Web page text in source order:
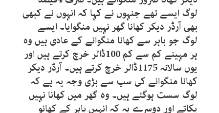
لوگ ایسے تھے جنہوں نے کہا کہ انہوں نے کبھی
بھی آرڈر دیکر کھانا گھر نہیں منگوایا۔ ایسے
لوگ جو باہر سے کھانا منگوانے کے عادی ہیں وہ
ہر مہینے کم سے کم 100ڈالر خرچ کرتے ہیں اور
یوں سالانہ 1175ڈالر خرچ کرتے ہیں۔ آرڈر دیکر
کھانا منگوانے کی سب سے بڑی وجہ یہ ہے کہ
لوگ سست ہوگئے ہیں۔ وہ گھر میں کھانا نہیں
پکاتے اور دوسرے یہ کہ انہیں باہر کے کھانو